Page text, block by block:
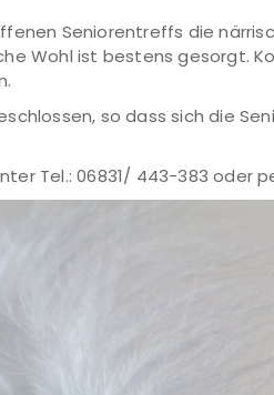
Seniorentreffs die
Wohl ist bestens gesorgt.
so dass sich die
Tel.: 06831/ 443-383 oder